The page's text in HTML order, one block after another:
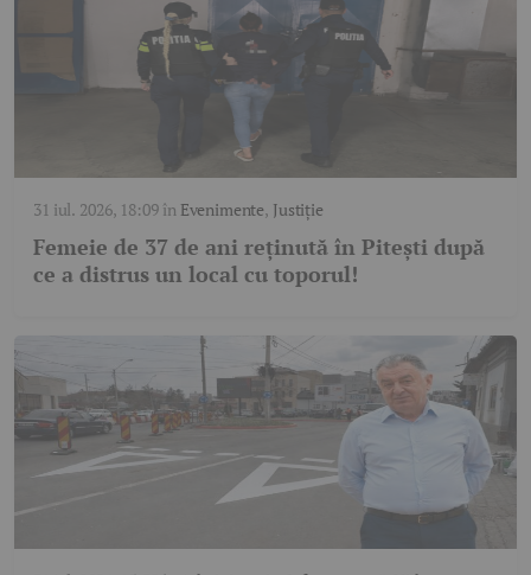
31 iul. 2026, 18:09în Evenimente, Justiție
Femeie de 37 de ani reținută în Pitești după
ce a distrus un local cu toporul!